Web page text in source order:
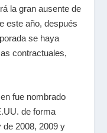
la gran ausente de
este año, después
se haya
contractuales,
fue nombrado
de forma
2008, 2009 y